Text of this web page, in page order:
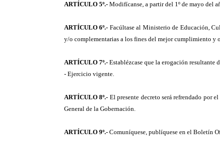
ARTÍCULO 5º.- Modifícanse, a partir del 1º de mayo del
ARTÍCULO 6º.- Facúltase al Ministerio de Educación,
y/o complementarias a los fines del mejor cumplimiento y
ARTÍCULO 7º.- Establézcase que la erogación resultante
- Ejercicio vigente.
ARTÍCULO 8º.- El presente decreto será refrendado por
General de la Gobernación.
ARTÍCULO 9º.- Comuníquese, publíquese en el Boletín